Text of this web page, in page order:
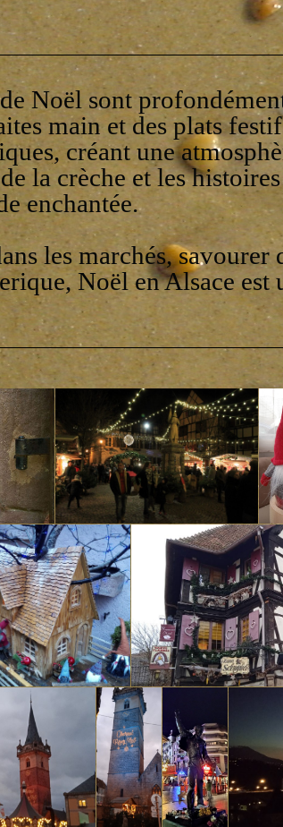
Noël sont
main et des plats
créant une
la crèche et les
enchantée.
les marchés,
Noël en Alsace est